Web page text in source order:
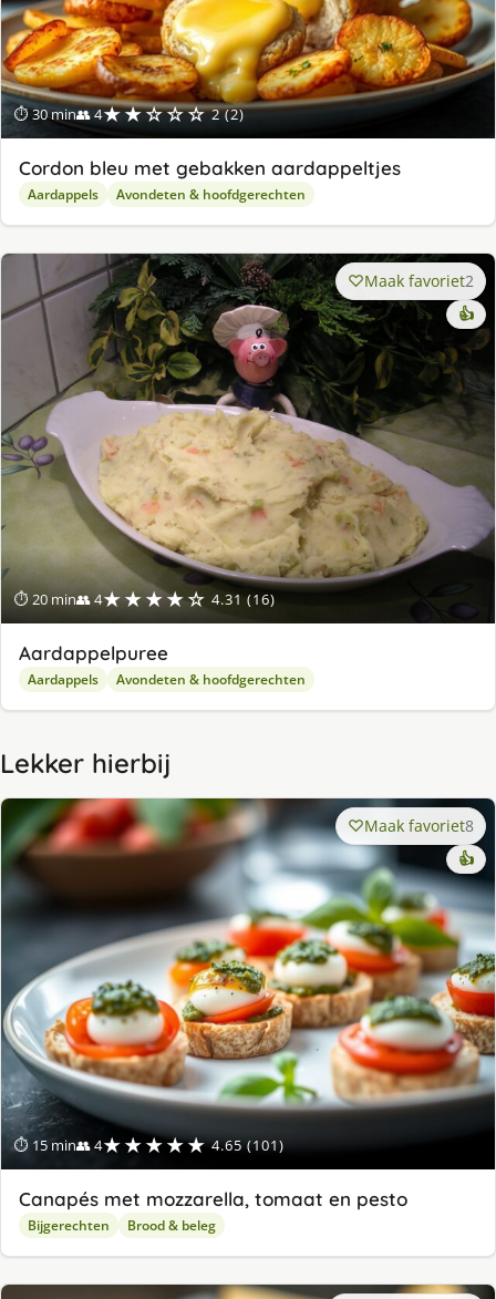
⏱ 30 min👥 4★★☆☆☆ 2 (2)
Cordon bleu met gebakken aardappeltjes
Aardappels Avondeten & hoofdgerechten
⏱ 20 min👥 4★★★★☆ 4.31 (16)
Maak favoriet2
👍
Aardappelpuree
Aardappels Avondeten & hoofdgerechten
Lekker hierbij
⏱ 15 min👥 4★★★★★ 4.65 (101)
Maak favoriet8
👍
Canapés met mozzarella, tomaat en pesto
Bijgerechten Brood & beleg